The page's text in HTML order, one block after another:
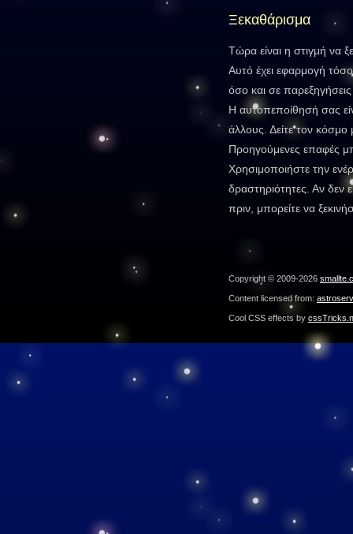
Ξεκαθάρισμα
Τώρα είναι η στιγμή να
Αυτό έχει εφαρμογή
όσο και σε
Η αυτοπεποίθησή σας
άλλους. Δείτε τον κόσμο
Προηγούμενες επαφές
Χρησιμοποιήστε την
δραστηριότητες. Αν δεν
πριν, μπορείτε να
Copyright © 2009-2026
Content licensed from:
Cool CSS effects by